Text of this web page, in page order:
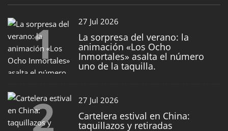
1 27 Jul 2026
La sorpresa del verano: la
animación «Los Ocho
Inmortales» asalta el número
uno de la taquilla.
2 27 Jul 2026
Cartelera estival en China:
taquillazos y retiradas